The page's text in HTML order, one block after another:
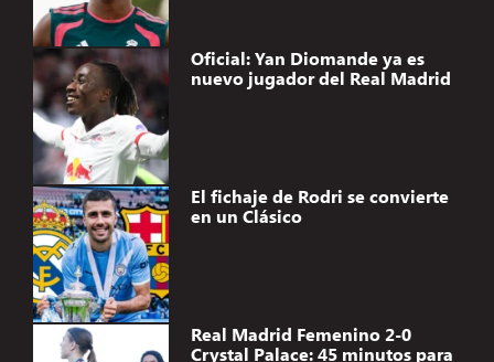
Oficial: Yan Diomande ya es
nuevo jugador del Real Madrid
El fichaje de Rodri se convierte
en un Clásico
Real Madrid Femenino 2-0
Crystal Palace: 45 minutos para